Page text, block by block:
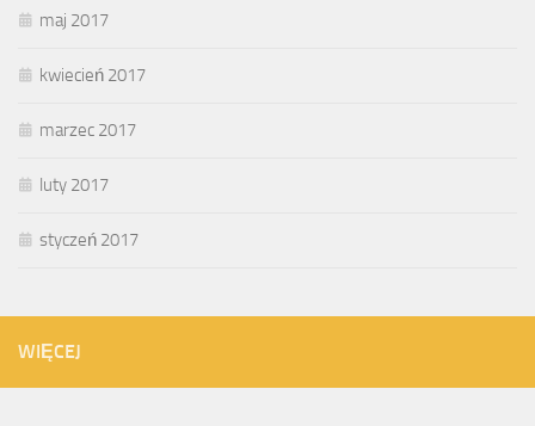
maj 2017
kwiecień 2017
marzec 2017
luty 2017
styczeń 2017
WIĘCEJ